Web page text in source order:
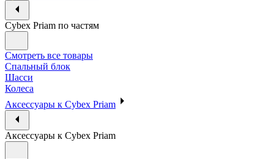
Cybex Priam по частям
Смотреть все товары
Спальный блок
Шасси
Колеса
Аксессуары к Cybex Priam
Аксессуары к Cybex Priam